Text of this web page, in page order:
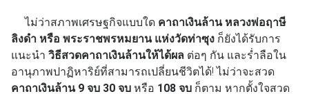
ไม่ว่าสภาพเศรษฐกิจแบบใด คาถาเงินล้าน หลวงพ่อฤาษี
ลิงดำ หรือ พระราชพรหมยาน แห่งวัดท่าซุง ก็ยังได้รับการ
แนะนำ วิธีสวดคาถาเงินล้านให้ได้ผล ต่อๆ กัน และร่ำลือใน
อานุภาพปาฏิหาริย์ที่สามารถเปลี่ยนชีวิตได้! ไม่ว่าจะสวด
คาถาเงินล้าน 9 จบ 30 จบ หรือ 108 จบ ก็ตาม หากตั้งใจสวด